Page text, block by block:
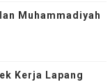
Muhammadiyah
Kerja Lapang